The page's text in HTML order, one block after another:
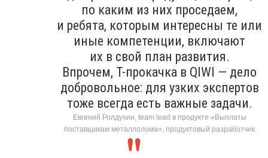
по каким из них проседаем,
и ребята, которым интересны те или
иные компетенции, включают
их в свой план развития.
Впрочем, T-прокачка в QIWI — дело
добровольное: для узких экспертов
тоже всегда есть важные задачи.
Евгений Ролдухин, team lead в продукте «Выплаты
поставщикам металлолома», продуктовый разработчик